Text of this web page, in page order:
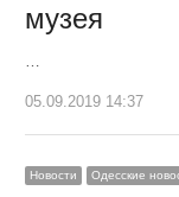
музея
05.09.2019 14:37
Новости Одесские